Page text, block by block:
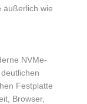
äußerlich wie
NVMe-
Festplatte
Browser,